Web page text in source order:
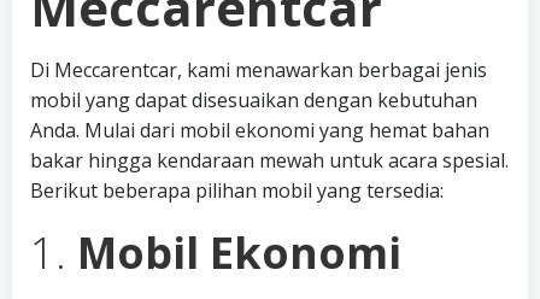
Di Meccarentcar, kami menawarkan berbagai jenis
mobil yang dapat disesuaikan dengan kebutuhan
Anda. Mulai dari mobil ekonomi yang hemat bahan
bakar hingga kendaraan mewah untuk acara spesial.
Berikut beberapa pilihan mobil yang tersedia:
1. Mobil Ekonomi